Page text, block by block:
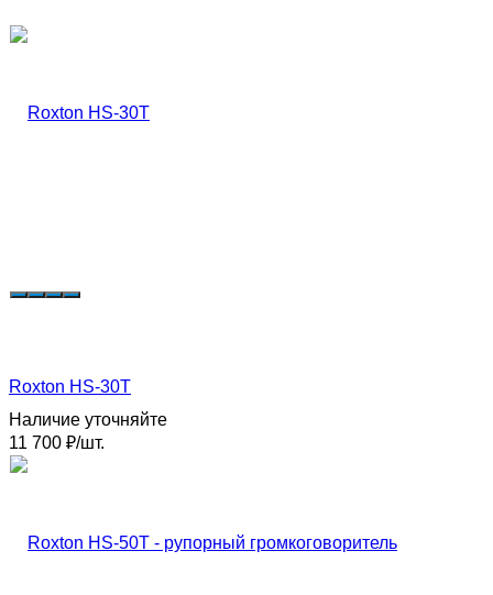
Roxton HS-30T
Наличие уточняйте
11 700 ₽/шт.